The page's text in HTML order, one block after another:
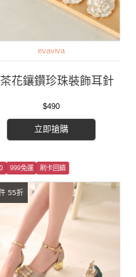
evaviva
花鑲鑽珍珠裝飾耳針
$490
立即搶購
55折
999免運 刷卡回饋